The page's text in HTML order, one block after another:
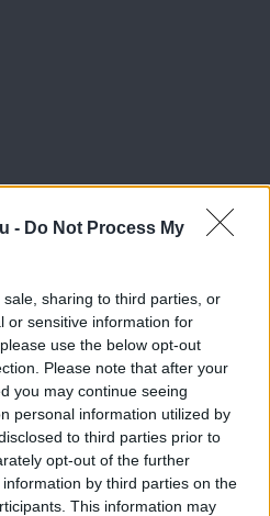
- Do Not Process My
sharing to third parties, or
or sensitive information for
use the below opt-out
Please note that after your
you may continue seeing
personal information utilized by
to third parties prior to
opt-out of the further
by third parties on the
This information may